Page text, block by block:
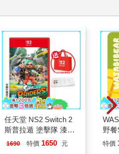
任天堂 NS2 Switch 2
斯普拉遁 塗擊隊 漆彈
支援中文（+卡匣盒）
1690 特價 1650 元
野
黃
特價